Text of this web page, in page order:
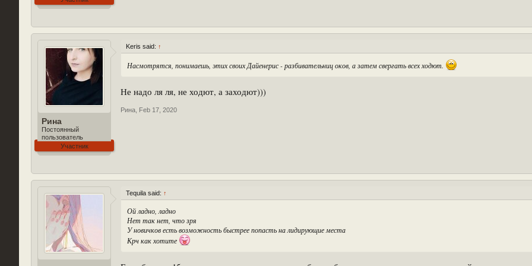
Рина
Постоянный
пользователь
Участник
Keris said: ↑
Насмотрятся, понимаешь, этих своих Дайенерис - разбивательниц оков, а затем свергать всех ходют.
Не надо ля ля, не ходют, а заходют)))
Рина Feb 17, 2020
Tequila said: ↑
Ой ладно, ладно
Нет так нет, что зря
У новичков есть возможность быстрее попасть на лидирующие места
Крч как хотите